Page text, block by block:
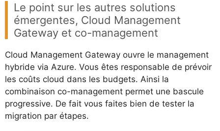
Le point sur les autres solutions
émergentes, Cloud Management
Gateway et co-management
Cloud Management Gateway ouvre le management
hybride via Azure. Vous êtes responsable de prévoir
les coûts cloud dans les budgets. Ainsi la
combinaison co-management permet une bascule
progressive. De fait vous faites bien de tester la
migration par étapes.